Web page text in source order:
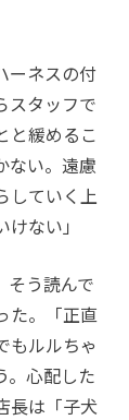
ーネスの付
スタッフで
と緩めるこ
ない。遠慮
していく上
ない」
そう読んで
た。「正直
もルルちゃ
。心配した
長は「子犬